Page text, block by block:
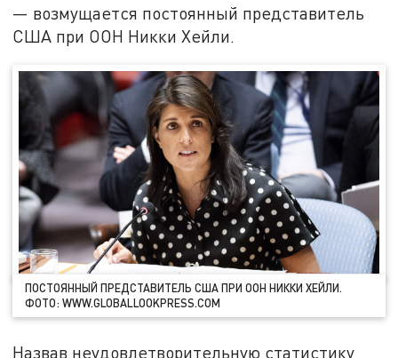
— возмущается постоянный представитель
США при ООН Никки Хейли.
ПОСТОЯННЫЙ ПРЕДСТАВИТЕЛЬ США ПРИ ООН НИККИ ХЕЙЛИ.
ФОТО: WWW.GLOBALLOOKPRESS.COM
Назвав неудовлетворительную статистику